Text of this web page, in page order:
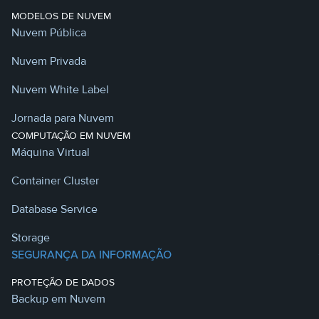
MODELOS DE NUVEM
Nuvem Pública
Nuvem Privada
Nuvem White Label
Jornada para Nuvem
COMPUTAÇÃO EM NUVEM
Máquina Virtual
Container Cluster
Database Service
Storage
SEGURANÇA DA INFORMAÇÃO
PROTEÇÃO DE DADOS
Backup em Nuvem